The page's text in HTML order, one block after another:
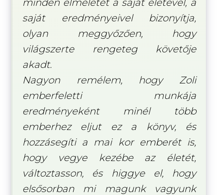
saját eredményeivel bizonyítja,
olyan meggyőzően, hogy
világszerte rengeteg követője
akadt.
Nagyon remélem, hogy Zoli
emberfeletti munkája
eredményeként minél több
emberhez eljut ez a könyv, és
hozzásegíti a mai kor emberét is,
hogy vegye kezébe az életét,
változtasson, és higgye el, hogy
elsősorban mi magunk vagyunk